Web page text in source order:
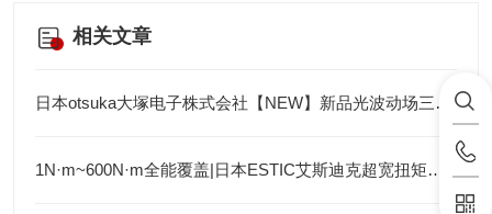
相关文章
日本otsuka大塚电子株式会社【NEW】新品光波动场三次元显微镜MINUK
1N·m~600N·m全能覆盖|日本ESTIC艾斯迪克超宽扭矩弯头枪